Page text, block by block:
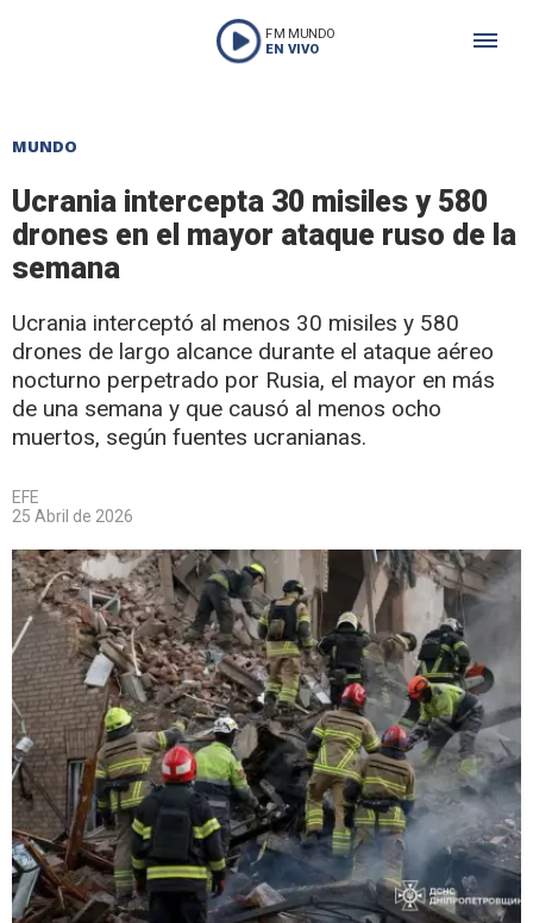
FM MUNDO
EN VIVO
MUNDO
Ucrania intercepta 30 misiles y 580
drones en el mayor ataque ruso de la
semana
Ucrania interceptó al menos 30 misiles y 580
drones de largo alcance durante el ataque aéreo
nocturno perpetrado por Rusia, el mayor en más
de una semana y que causó al menos ocho
muertos, según fuentes ucranianas.
EFE
25 Abril de 2026